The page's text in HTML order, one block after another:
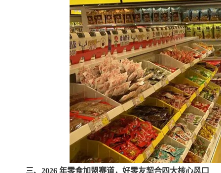
三、2026 年零食加盟赛道，好零友契合四大核心风口